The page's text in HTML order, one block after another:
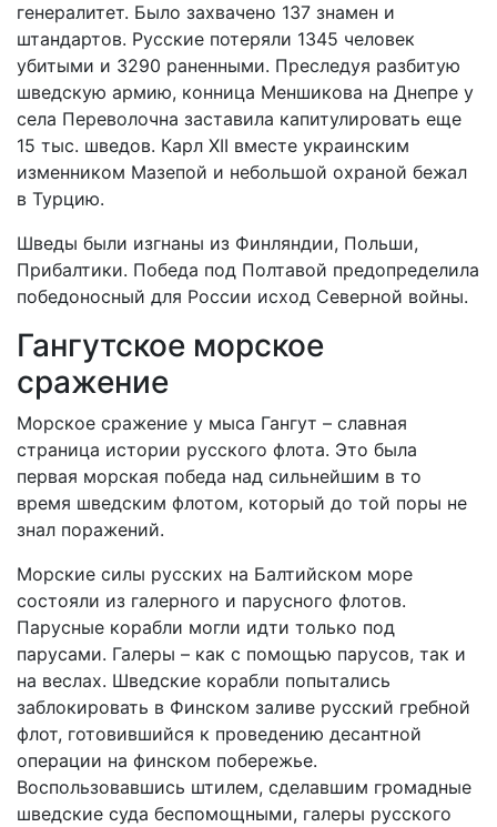
генералитет. Было захвачено 137 знамен и
штандартов. Русские потеряли 1345 человек
убитыми и 3290 раненными. Преследуя разбитую
шведскую армию, конница Меншикова на Днепре у
села Переволочна заставила капитулировать еще
15 тыс. шведов. Карл XII вместе украинским
изменником Мазепой и небольшой охраной бежал
в Турцию.
Шведы были изгнаны из Финляндии, Польши,
Прибалтики. Победа под Полтавой предопределила
победоносный для России исход Северной войны.
Гангутское морское
сражение
Морское сражение у мыса Гангут – славная
страница истории русского флота. Это была
первая морская победа над сильнейшим в то
время шведским флотом, который до той поры не
знал поражений.
Морские силы русских на Балтийском море
состояли из галерного и парусного флотов.
Парусные корабли могли идти только под
парусами. Галеры – как с помощью парусов, так и
на веслах. Шведские корабли попытались
заблокировать в Финском заливе русский гребной
флот, готовившийся к проведению десантной
операции на финском побережье.
Воспользовавшись штилем, сделавшим громадные
шведские суда беспомощными, галеры русского